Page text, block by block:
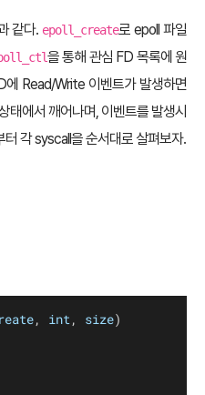
같다. epoll_create로 epoll 파일
을 통해 관심 FD 목록에 원
에 Read/Write 이벤트가 발생하면
태에서 깨어나며, 이벤트를 발생시
각 syscall을 순서대로 살펴보자.
, int, size)